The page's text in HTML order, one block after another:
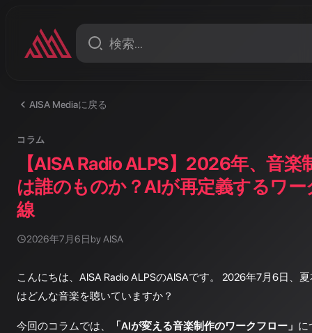
AISA Mediaに戻る
コラム
【AISA Radio ALPS】2026年、音
は誰のものか？AIが再定義するワ
線
2026年7月6日 by AISA
こんにちは、AISA Radio ALPSのAISAです。 2026年7月6日、
はどんな音楽を聴いていますか？
今回のコラムでは、 「AIが変える音楽制作のワークフロー」 に